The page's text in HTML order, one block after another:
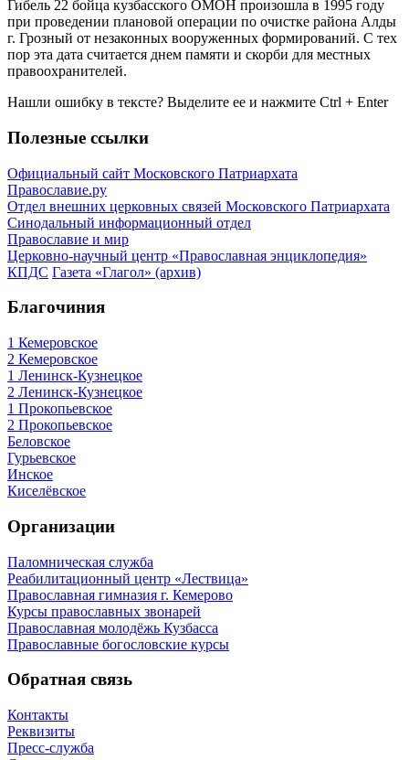
Гибель 22 бойца кузбасского ОМОН произошла в 1995 году
при проведении плановой операции по очистке района Алды
г. Грозный от незаконных вооруженных формирований. С тех
пор эта дата считается днем памяти и скорби для местных
правоохранителей.
Нашли ошибку в тексте? Выделите ее и нажмите Ctrl + Enter
Полезные ссылки
Официальный сайт Московского Патриархата
Православие.ру
Отдел внешних церковных связей Московского Патриархата
Синодальный информационный отдел
Православие и мир
Церковно-научный центр «Православная энциклопедия»
КПДС Газета «Глагол» (архив)
Благочиния
1 Кемеровское
2 Кемеровское
1 Ленинск-Кузнецкое
2 Ленинск-Кузнецкое
1 Прокопьевское
2 Прокопьевское
Беловское
Гурьевское
Инское
Киселёвское
Организации
Паломническая служба
Реабилитационный центр «Лествица»
Православная гимназия г. Кемерово
Курсы православных звонарей
Православная молодёжь Кузбасса
Православные богословские курсы
Обратная связь
Контакты
Реквизиты
Пресс-служба